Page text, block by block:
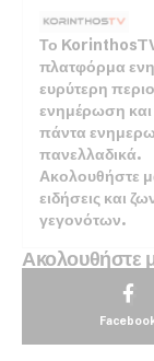
Το
πλατφόρμα
ευρύτερη
ενημέρωση
πάντα
πανελλαδικά.
Ακολουθήστε
ειδήσεις και
γεγονότων.
Ακολουθήστε